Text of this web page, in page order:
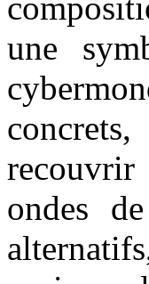
une
ondes